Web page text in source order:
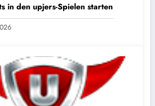
in den upjers-Spielen starten